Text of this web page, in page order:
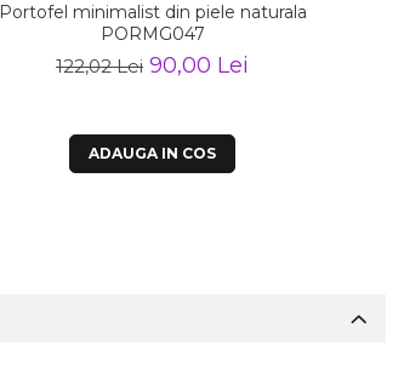
Portofel minimalist din piele naturala
PORMG047
122,02 Lei 90,00 Lei
ADAUGA IN COS